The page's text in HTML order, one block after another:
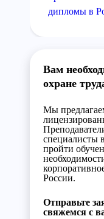
дипломы в
Вам
охране
Мы
специалисты
пройти
России.
Отправьте
свяжемся с